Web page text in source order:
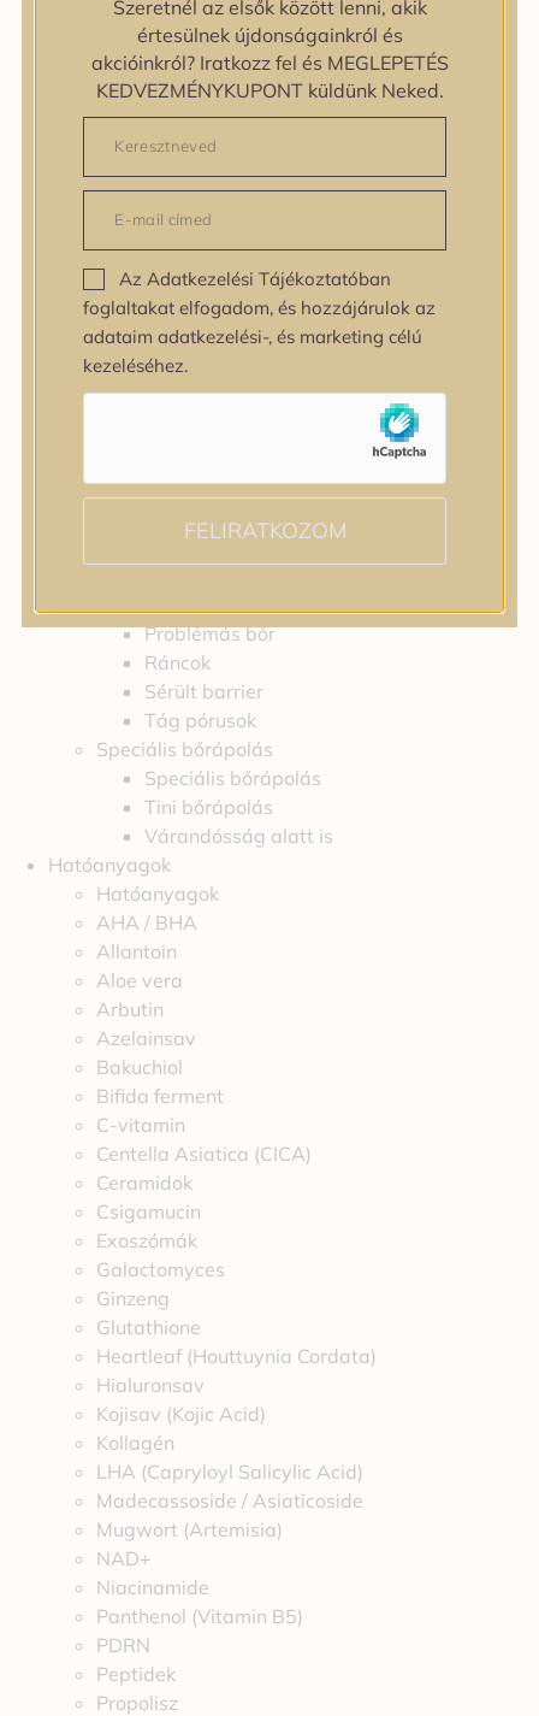
zipiderm
Bőrállapot
Bőrállapot
Bőrtípus
Bőrtípus
Kombinált
Száraz
Zsíros
Bőrprobléma
Bőrprobléma
Bőrpír
Dehidratált bőr
Érzékeny bőr
Fakóság
Problémás bőr
Ráncok
Sérült barrier
Tág pórusok
Speciális bőrápolás
Speciális bőrápolás
Tini bőrápolás
Várandósság alatt is
Hatóanyagok
Hatóanyagok
AHA / BHA
Allantoin
Aloe vera
Arbutin
Azelainsav
Bakuchiol
Bifida ferment
C-vitamin
Centella Asiatica (CICA)
Ceramidok
Csigamucin
Exoszómák
Galactomyces
Ginzeng
Glutathione
Heartleaf (Houttuynia Cordata)
Hialuronsav
Kojisav (Kojic Acid)
Kollagén
LHA (Capryloyl Salicylic Acid)
Madecassoside / Asiaticoside
Mugwort (Artemisia)
NAD+
Niacinamide
Panthenol (Vitamin B5)
PDRN
Peptidek
Propolisz
Szeretnél az elsők között lenni, akik
értesülnek újdonságainkról és
akcióinkról? Iratkozz fel és MEGLEPETÉS
KEDVEZMÉNYKUPONT küldünk Neked.
Az Adatkezelési Tájékoztatóban
foglaltakat elfogadom, és hozzájárulok az
adataim adatkezelési-, és marketing célú
kezeléséhez.
FELIRATKOZOM